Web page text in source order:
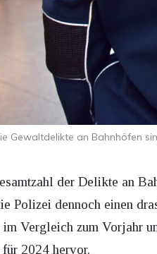
Gewaltdelikte an Bahnhöfen
der Delikte an
Polizei dennoch einen
Vergleich zum Vorjahr
2024 hervor.